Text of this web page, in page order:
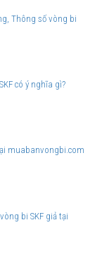
Thông số vòng bi
có ý nghĩa gì?
muabanvongbi.com
bi SKF giả tại